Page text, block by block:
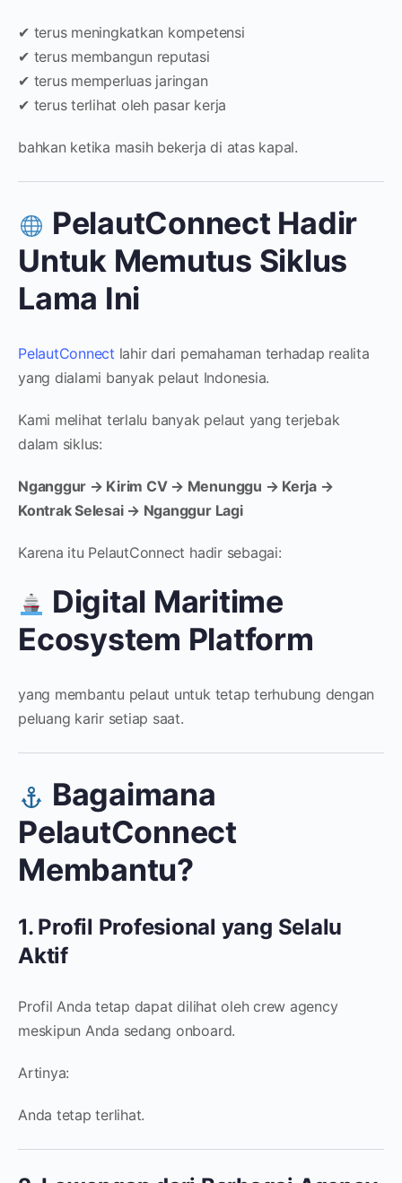
✔ terus meningkatkan kompetensi
✔ terus membangun reputasi
✔ terus memperluas jaringan
✔ terus terlihat oleh pasar kerja
bahkan ketika masih bekerja di atas kapal.
PelautConnect Hadir
Untuk Memutus Siklus
Lama Ini
PelautConnect lahir dari pemahaman terhadap realita
yang dialami banyak pelaut Indonesia.
Kami melihat terlalu banyak pelaut yang terjebak
dalam siklus:
Nganggur → Kirim CV → Menunggu → Kerja →
Kontrak Selesai → Nganggur Lagi
Karena itu PelautConnect hadir sebagai:
Digital Maritime
Ecosystem Platform
yang membantu pelaut untuk tetap terhubung dengan
peluang karir setiap saat.
Bagaimana
PelautConnect
Membantu?
1. Profil Profesional yang Selalu
Aktif
Profil Anda tetap dapat dilihat oleh crew agency
meskipun Anda sedang onboard.
Artinya:
Anda tetap terlihat.